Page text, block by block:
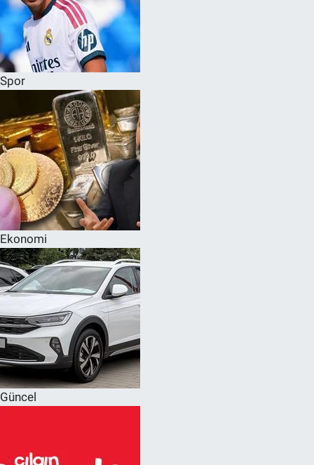
Spor
Ekonomi
Güncel